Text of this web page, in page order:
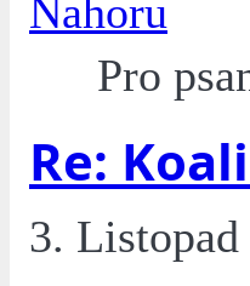
Nahoru
Pro
Re:
3.